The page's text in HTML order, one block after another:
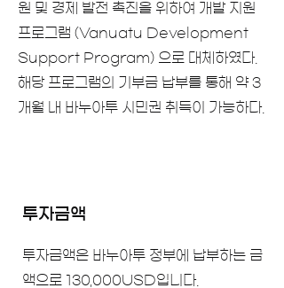
원 및 경제 발전 촉진을 위하여 개발 지원
프로그램 (Vanuatu Development
Support Program) 으로 대체하였다.
해당 프로그램의 기부금 납부를 통해 약 3
개월 내 바누아투 시민권 취득이 가능하다.
투자금액
투자금액은 바누아투 정부에 납부하는 금
액으로 130,000USD입니다.